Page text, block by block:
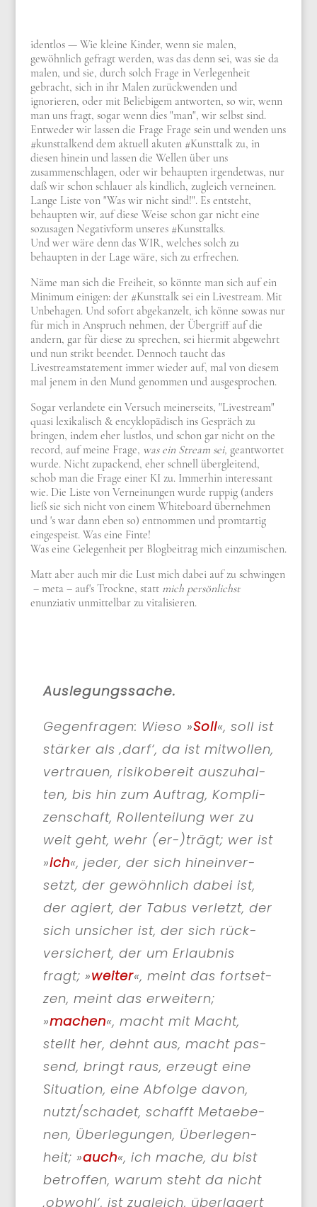
identlos — Wie kleine Kinder, wenn sie malen,
gewöhnlich gefragt werden, was das denn sei, was sie da
malen, und sie, durch solch Frage in Verlegenheit
gebracht, sich in ihr Malen zurückwenden und
ignorieren, oder mit Beliebigem antworten, so wir, wenn
man uns fragt, sogar wenn dies "man", wir selbst sind.
Entweder wir lassen die Frage Frage sein und wenden uns
#kunsttalkend dem aktuell akuten #Kunsttalk zu, in
diesen hinein und lassen die Wellen über uns
zusammenschlagen, oder wir behaupten irgendetwas, nur
daß wir schon schlauer als kindlich, zugleich verneinen.
Lange Liste von "Was wir nicht sind!". Es entsteht,
behaupten wir, auf diese Weise schon gar nicht eine
sozusagen Negativform unseres #Kunsttalks.
Und wer wäre denn das WIR, welches solch zu
behaupten in der Lage wäre, sich zu erfrechen.
Näme man sich die Freiheit, so könnte man sich auf ein
Minimum einigen: der #Kunsttalk sei ein Livestream. Mit
Unbehagen. Und sofort abgekanzelt, ich könne sowas nur
für mich in Anspruch nehmen, der Übergriff auf die
andern, gar für diese zu sprechen, sei hiermit abgewehrt
und nun strikt beendet. Dennoch taucht das
Livestreamstatement immer wieder auf, mal von diesem
mal jenem in den Mund genommen und ausgesprochen.
Sogar verlandete ein Versuch meinerseits, "Livestream"
quasi lexikalisch & encyklopädisch ins Gespräch zu
bringen, indem eher lustlos, und schon gar nicht on the
record, auf meine Frage, was ein Stream sei, geantwortet
wurde. Nicht zupackend, eher schnell übergleitend,
schob man die Frage einer KI zu. Immerhin interessant
wie. Die Liste von Verneinungen wurde ruppig (anders
ließ sie sich nicht von einem Whiteboard übernehmen
und 's war dann eben so) entnommen und promtartig
eingespeist. Was eine Finte!
Was eine Gelegenheit per Blogbeitrag mich einzumischen.
Matt aber auch mir die Lust mich dabei auf zu schwingen
– meta – auf's Trockne, statt mich persönlichst
enunziativ unmittelbar zu vitalisieren.
Aus­le­gungs­sa­che.
Gegen­fra­gen: Wie­so »Soll«, soll ist
stär­ker als ‚darf‘, da ist mit­wol­len,
ver­trau­en, risi­ko­be­reit aus­zu­hal­
ten, bis hin zum Auf­trag, Kom­pli­
zen­schaft, Rol­len­tei­lung wer zu
weit geht, wehr (er-)trägt; wer ist
»ich«, jeder, der sich hin­ein­ver­
setzt, der gewöhn­lich dabei ist,
der agiert, der Tabus ver­letzt, der
sich unsi­cher ist, der sich rück­
ver­si­chert, der um Erlaub­nis
fragt; »wei­ter«, meint das fort­set­
zen, meint das erwei­tern;
»machen«, macht mit Macht,
stellt her, dehnt aus, macht pas­
send, bringt raus, erzeugt eine
Situa­ti­on, eine Abfol­ge davon,
nutzt/​schadet, schafft Meta­ebe­
nen, Über­le­gun­gen, Über­le­gen­
heit; »auch«, ich mache, du bist
betrof­fen, war­um steht da nicht
‚obwohl‘, ist zugleich, über­la­gert